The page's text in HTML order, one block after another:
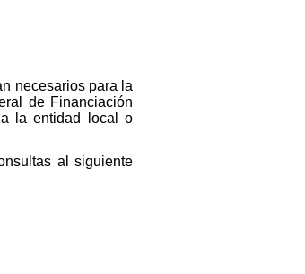
necesarios para la
de Financiación
la entidad local o
al siguiente